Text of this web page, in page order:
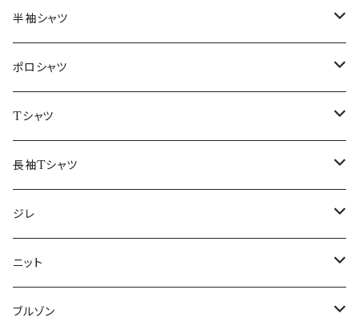
46/M
48/L
50/XL～
～44/S
46/M
48/L
50/XL～
半袖シャツ
～44/S
46/M
48/L
50/XL～
ポロシャツ
～44/S
46/M
48/L
50/XL～
Tシャツ
～44/S
46/M
48/L
50/XL～
長袖Tシャツ
～44/S
46/M
48/L
ジレ
～44/S
46/M
ニット
～44/S
ブルゾン